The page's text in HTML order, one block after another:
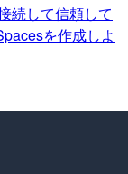
続して信頼して
を作成しよ